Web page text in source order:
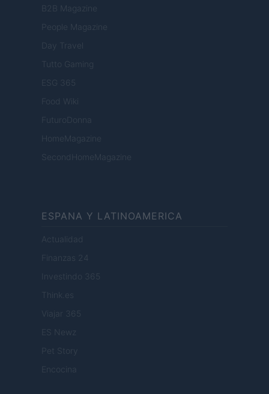
B2B Magazine
People Magazine
Day Travel
Tutto Gaming
ESG 365
Food Wiki
FuturoDonna
HomeMagazine
SecondHomeMagazine
ESPANA Y LATINOAMERICA
Actualidad
Finanzas 24
Investindo 365
Think.es
Viajar 365
ES Newz
Pet Story
Encocina